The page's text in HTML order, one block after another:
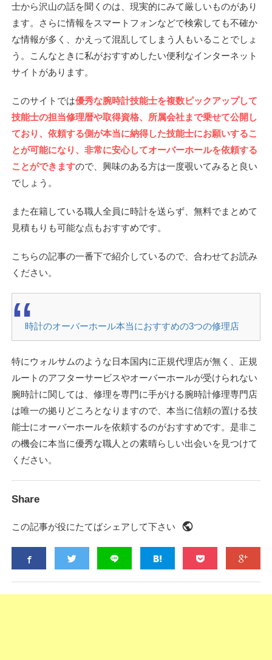
士から沢山の話を聞くのは、現実的にみて厳しいものがあり
ます。さらに情報をスマートフォンなどで検索しても不確か
な情報が多く、かえって混乱してしまう人もいることでしょ
う。こんなときに私がおすすめしたい便利なインターネット
サイトがあります。
このサイトでは優秀な腕時計技能士を複数ピックアップして
技能士の担当修理暦や取得資格、所属会社まで乗せて公開し
ており、依頼する側が本当に納得した技能士にお願いするこ
とが可能になり、非常に安心してオーバーホールを依頼する
ことができますので、興味のある方は一度覗いてみると良い
でしょう。
また在籍している職人全員に時計を送らず、無料でまとめて
見積もりも可能な点もおすすめです。
こちらの記事の一番下で紹介しているので、合わせてお読み
ください。
時計のオーバーホール本当におすすめの3つの修理店
特にウォルサムのような日本国内に正規代理店が無く、正規
ルートのアフターサービスやオーバーホールが受けられない
腕時計に関しては、修理を専門に手がける腕時計修理専門店
は唯一の拠りどころとなりますので、本当に信頼の置ける技
能士にオーバーホールを依頼するのがおすすめです。是非こ
の機会に本当に優秀な職人との素晴らしい出会いを見つけて
ください。
Share
この記事が役にたてばシェアして下さい public